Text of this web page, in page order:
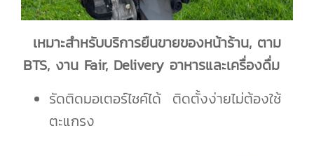
เหมาะสำหรับบริการยืนขายของหน้าร้าน, ตาม
BTS, งาน Fair, Delivery อาหารและเครื่องดื่ม
รัดติดมอเตอร์ไซค์ได้ ติดตั้งง่ายไม่ต้องใช้
ตะแกรง